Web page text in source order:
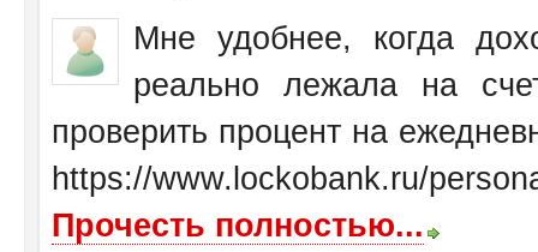
Мне удобнее, когда
реально лежала на
проверить процент на
https://www.lockobank.ru/
Прочесть полностью...